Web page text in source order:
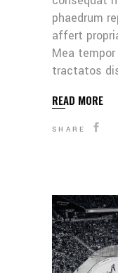
phaedrum
affert
Mea
tractatos
READ MORE
SHARE